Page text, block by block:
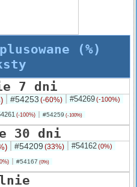
(%)
7 dni
#54253 (-60%) #54269(-100%)
(-100%) #54259 (-100%)
30 dni
#54209 (33%) #54162(0%)
#54167 (0%)